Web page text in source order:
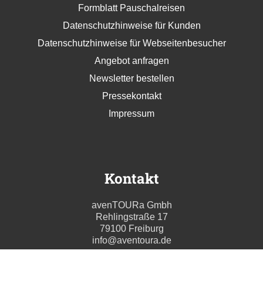
Formblatt Pauschalreisen
Datenschutzhinweise für Kunden
Datenschutzhinweise für Webseitenbesucher
Angebot anfragen
Newsletter bestellen
Pressekontakt
Impressum
Kontakt
avenTOURa Gmbh
Rehlingstraße 17
79100 Freiburg
info@aventoura.de